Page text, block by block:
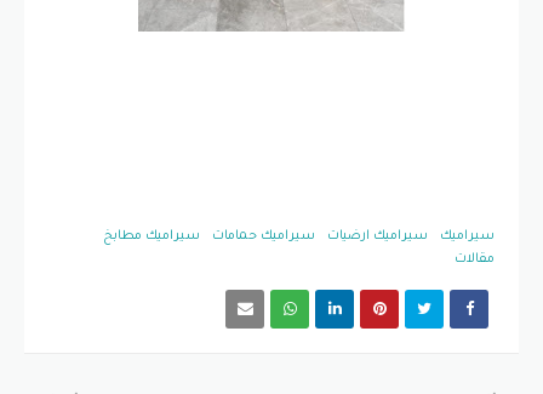
سيراميك سيراميك ارضيات سيراميك حمامات
سيراميك مطابخ
مقالات